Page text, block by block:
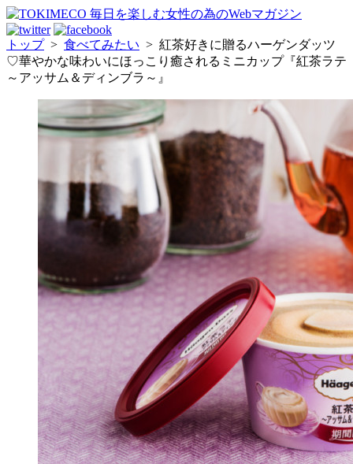
トップ> 食べてみたい > 紅茶好きに贈るハーゲンダッツ
♡華やかな味わいにほっこり癒されるミニカップ『紅茶ラテ
～アッサム＆ディンブラ～』